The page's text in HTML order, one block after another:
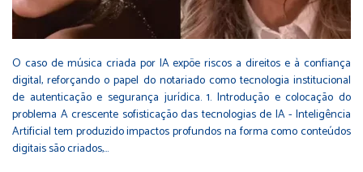
O caso de música criada por IA expõe riscos a direitos e à confiança
digital, reforçando o papel do notariado como tecnologia institucional
de autenticação e segurança jurídica. 1. Introdução e colocação do
problema A crescente sofisticação das tecnologias de IA - Inteligência
Artificial tem produzido impactos profundos na forma como conteúdos
digitais são criados,…